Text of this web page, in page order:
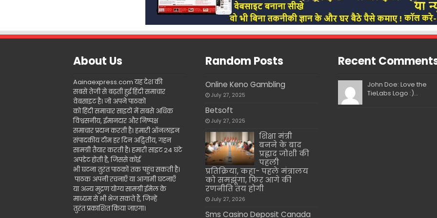
About Us
Aainaexpress.com यह देश की
सबसे तेजी से बढ़ती हुई हिंदी समाचार
वेबसाइट है। जो अपने पाठकों
को हिंदी समाचार साइटों में सबसे अधिक
विश्वसनीय, ईमानदार और निष्पक्ष
समाचार प्रदान करती है। हमारी ऑनलाइन
संपादकीय टीम हर दिन अद्वितीय, गहन
सामग्री तैयार करती है। हमारी साइट 24 घंटे
अपडेट होती है, जिससे कोई
भी घटना तुरंत पाठकों तक पहुंच सकती है।
पाठक अपनी रचनाएँ या आगामी घटनाएँ
या अन्य मुद्रण योग्य सामग्री ईमेल के
माध्यम से भी भेज सकते हैं, जिन्हें
तुरंत प्रकाशित किया जाएगा।
Random Posts
Online Keno Gambling
July 27, 2025
Betsoft
July 27, 2025
शिक्षा मंत्री
बनने के बाद
प्रह्लाद जोशी की
पहली
प्रतिक्रिया, कहा- पहले मंत्रालय
को समझूंगा, फिर आगे की
रणनीति तय होगी
July 27, 2026
Sms Casino Deposit Canada
Recent
John Doe: Love the
TieLabs Logo :)...